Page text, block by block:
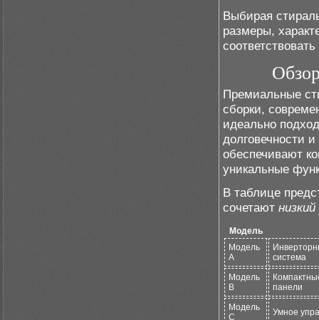
Выбирая
размеры,
Премиальные
сборки,
идеально
долговечности
обеспечивают
уникальные
В таблице
сочетают
Модель
Модель
A
система
Модель
B
панели
Модель
C
Умное